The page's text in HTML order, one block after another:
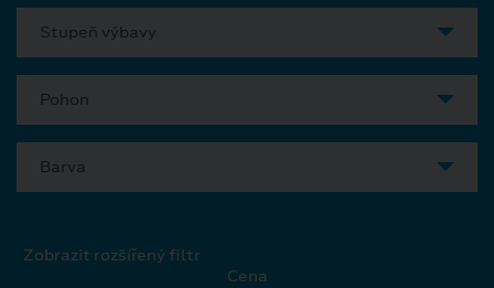
Stupeň výbavy
Pohon
Barva
Zobrazit rozšířený filtr
Cena